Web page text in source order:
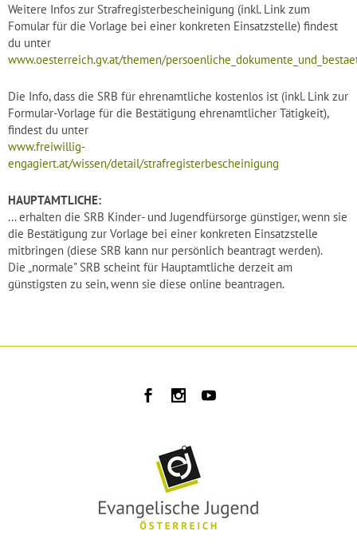
Weitere Infos zur Strafregisterbescheinigung (inkl. Link zum
Fomular für die Vorlage bei einer konkreten Einsatzstelle) findest
du unter
www.oesterreich.gv.at/themen/
Die Info, dass die SRB für ehrenamtliche kostenlos ist (inkl. Link zur
Formular-Vorlage für die Bestätigung ehrenamtlicher Tätigkeit),
findest du unter
www.freiwillig-
engagiert.at/wissen/detail/strafregisterbescheinigung
HAUPTAMTLICHE:
... erhalten die SRB Kinder- und Jugendfürsorge günstiger, wenn sie
die Bestätigung zur Vorlage bei einer konkreten Einsatzstelle
mitbringen (diese SRB kann nur persönlich beantragt werden).
Die „normale" SRB scheint für Hauptamtliche derzeit am
günstigsten zu sein, wenn sie diese online beantragen.